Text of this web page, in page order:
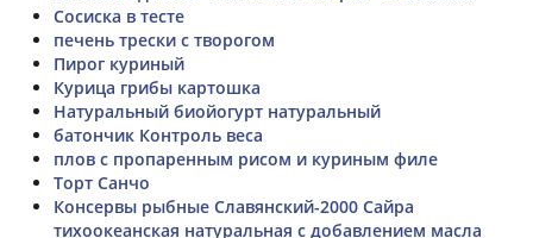
Сосиска в тесте
печень трески с творогом
Пирог куриный
Курица грибы картошка
Натуральный биойогурт натуральный
батончик Контроль веса
плов с пропаренным рисом и куриным филе
Торт Санчо
Консервы рыбные Славянский-2000 Сайра
тихоокеанская натуральная с добавлением масла